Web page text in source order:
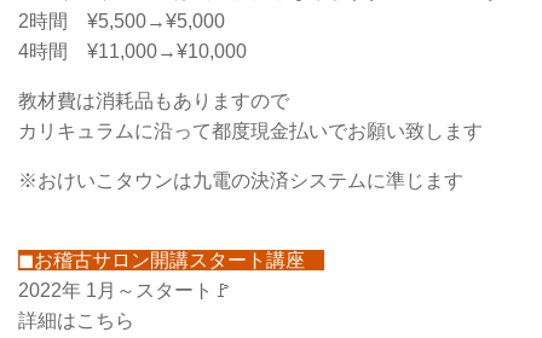
2時間 ¥5,500→¥5,000
4時間 ¥11,000→¥10,000
教材費は消耗品もありますので
カリキュラムに沿って都度現金払いでお願い致します
※おけいこタウンは九電の決済システムに準じます
◼お稽古サロン開講スタート講座
2022年 1月～スタート🚩
詳細はこちら